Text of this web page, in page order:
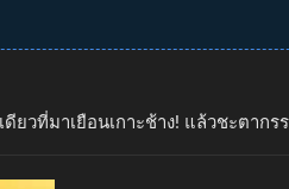
ยวที่มาเยือนเกาะช้าง! แล้วชะตาก